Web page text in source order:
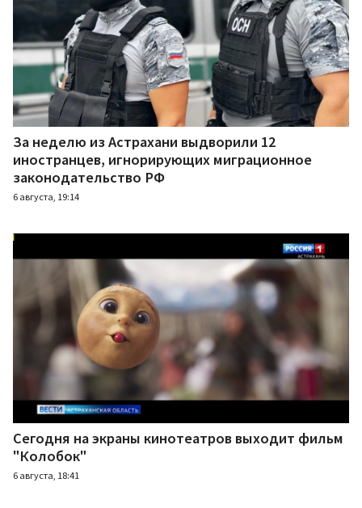
За неделю из Астрахани выдворили 12
иностранцев, игнорирующих миграционное
законодательство РФ
6 августа, 19:14
Сегодня на экраны кинотеатров выходит фильм
"Колобок"
6 августа, 18:41